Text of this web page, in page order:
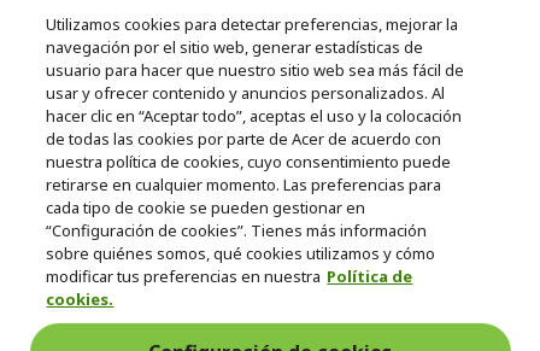
CPYou BV es el vendedor y distribuidor autorizado de los
productos y servicios ofrecidos en esta tienda.
Incluida la aportación para la gestión de RAEES, según RD.
110/2015, inscrita en el RII-AEE Nº 7573; de pilas y baterías, según
RD. 106/2008, inscrita en el RII-PYA Nº 2180. Adherida a los
sistemas integrales de gestión de ecopilas y ecoembes.
España
Utilizamos cookies para detectar preferencias, mejorar la
navegación por el sitio web, generar estadísticas de
usuario para hacer que nuestro sitio web sea más fácil de
usar y ofrecer contenido y anuncios personalizados. Al
hacer clic en “Aceptar todo”, aceptas el uso y la colocación
de todas las cookies por parte de Acer de acuerdo con
nuestra política de cookies, cuyo consentimiento puede
retirarse en cualquier momento. Las preferencias para
cada tipo de cookie se pueden gestionar en
“Configuración de cookies”. Tienes más información
sobre quiénes somos, qué cookies utilizamos y cómo
modificar tus preferencias en nuestra Política de
cookies.